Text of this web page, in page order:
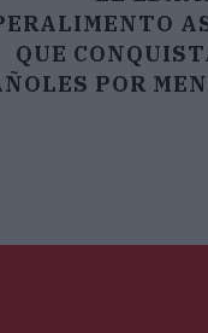
QUE
POR